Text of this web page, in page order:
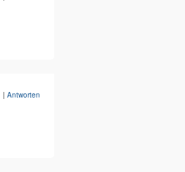
| Antworten